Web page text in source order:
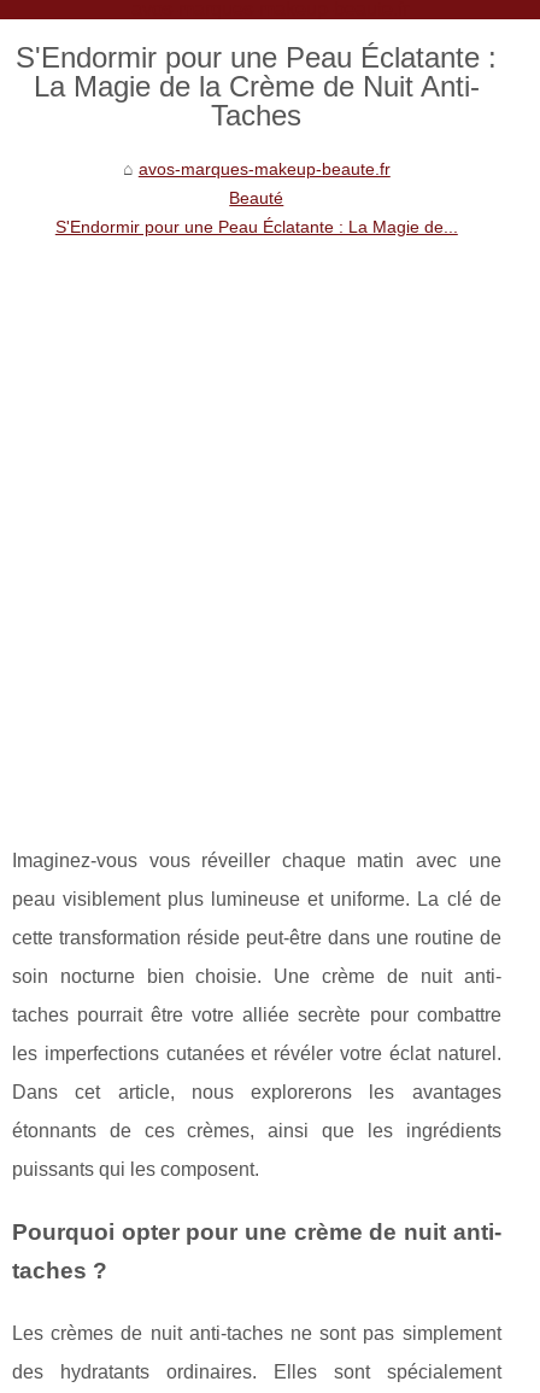
S'Endormir pour une Peau Éclatante :
La Magie de la Crème de Nuit Anti-
Taches
avos-marques-makeup-beaute.fr
Beauté
S'Endormir pour une Peau Éclatante : La Magie de...
Imaginez-vous vous réveiller chaque matin avec une
peau visiblement plus lumineuse et uniforme. La clé de
cette transformation réside peut-être dans une routine de
soin nocturne bien choisie. Une crème de nuit anti-
taches pourrait être votre alliée secrète pour combattre
les imperfections cutanées et révéler votre éclat naturel.
Dans cet article, nous explorerons les avantages
étonnants de ces crèmes, ainsi que les ingrédients
puissants qui les composent.
Pourquoi opter pour une crème de nuit anti-
taches ?
Les crèmes de nuit anti-taches ne sont pas simplement
des hydratants ordinaires. Elles sont spécialement